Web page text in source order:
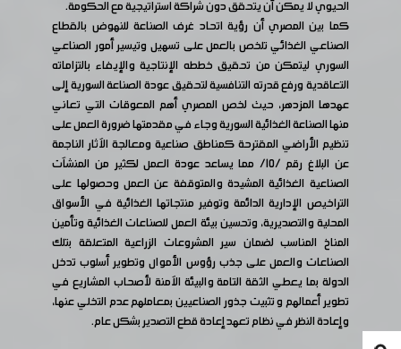
الحيوي لا يمكن أن يتحقق دون شراكة استراتيجية مع الحكومة.
كما بين المصري أن رؤية اتحاد غرف الصناعة للنهوض بالقطاع
الصناعي الغذائي تلخص بالعمل على تسهيل وتيسير أمور الصناعي
السوري ليتمكن من تحقيق خططه الإنتاجية والإيفاء بالتزاماته
التعاقدية ورفع قدرته التنافسية لتحقيق عودة الصناعة السورية إلى
عهدها المزدهر، حيث لخص المصري أهم المعوقات التي تعاني
منها الصناعة الغذائية السورية وجاء في مقدمتها ضرورة العمل على
تنظيم الأراضي المقترحة كمناطق صناعية ومعالجة الآثار الناجمة
عن البلاغ رقم /10/ مما يساعد عودة العمل لكثير من المنشآت
الصناعية الغذائية المشيدة والمتوقفة عن العمل وحصولها على
التراخيص الإدارية الدائمة وتوفير منتجاتها الغذائية في الأسواق
المحلية والتصديرية، وتحسين بيئة العمل للصناعات الغذائية وتأمين
المناخ المناسب لضمان سير المشروعات الزراعية المتعلقة بتلك
الصناعات والعمل على جذب رؤوس الأموال وتطوير أسلوب تدخل
الدولة بما يعطي الثقة التامة والبيئة الآمنة لأصحاب المشاريع في
تطوير أعمالهم و تثبيت جذور الصناعيين بمعاملهم عدم التخلي عنها،
وإعادة النظر في نظام تعهد إعادة قطع التصدير بشكل عام.